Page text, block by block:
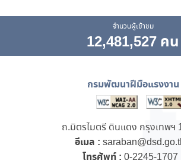
จำนวนผู้เข้าชม
12,481,527 คน
กรมพัฒนาฝีมือแรงงาน
ถ.มิตรไมตรี ดินแดง กรุงเทพฯ
อีเมล :